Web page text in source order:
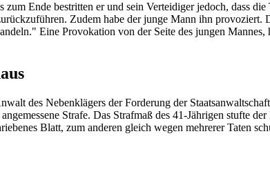
Ende bestritten er und sein Verteidiger jedoch, dass
Zudem habe der junge Mann ihn provoziert.
Eine Provokation von der Seite des jungen
des Nebenklägers der Forderung der
Strafe. Das Strafmaß des 41-Jährigen stufte
Blatt, zum anderen gleich wegen mehrerer Taten